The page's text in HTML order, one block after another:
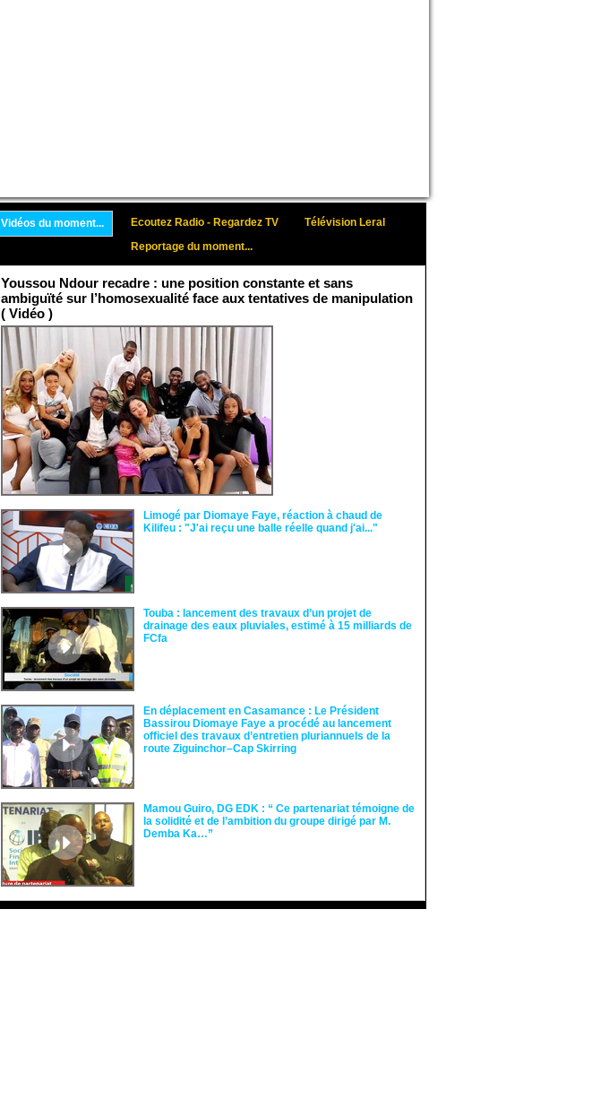
Vidéos du moment... Ecoutez Radio - Regardez TV
Télévision Leral
Reportage du moment...
Youssou Ndour recadre : une position constante et sans
ambiguïté sur l’homosexualité face aux tentatives de manipulation
( Vidéo )
Limogé par Diomaye Faye, réaction à chaud de
Kilifeu : "J'ai reçu une balle réelle quand j'ai..."
Touba : lancement des travaux d’un projet de
drainage des eaux pluviales, estimé à 15 milliards de
FCfa ‎
En déplacement en Casamance : Le Président
Bassirou Diomaye Faye a procédé au lancement
officiel des travaux d’entretien pluriannuels de la
route Ziguinchor–Cap Skirring
Mamou Guiro, DG EDK : “ Ce partenariat témoigne de
la solidité et de l’ambition du groupe dirigé par M.
Demba Ka…”